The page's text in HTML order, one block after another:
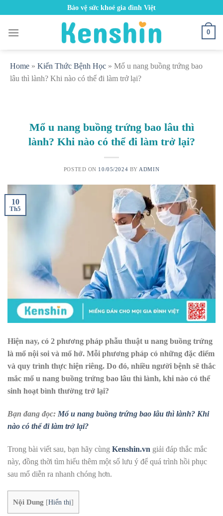
content
Bảo vệ sức khoẻ gia đình Việt
0
Home » Kiến Thức Bệnh Học » Mổ u nang buồng trứng bao
lâu thì lành? Khi nào có thể đi làm trở lại?
Mổ u nang buồng trứng bao lâu thì
lành? Khi nào có thể đi làm trở lại?
POSTED ON 10/05/2024 BY ADMIN
10
Th5
Hiện nay, có 2 phương pháp phẫu thuật u nang buồng trứng
là mổ nội soi và mổ hở. Mỗi phương pháp có những đặc điểm
và quy trình thực hiện riêng. Do đó, nhiều người bệnh sẽ thắc
mắc mổ u nang buồng trứng bao lâu thì lành, khi nào có thể
sinh hoạt bình thường trở lại?
Bạn đang đọc: Mổ u nang buồng trứng bao lâu thì lành? Khi
nào có thể đi làm trở lại?
Trong bài viết sau, bạn hãy cùng Kenshin.vn giải đáp thắc mắc
này, đồng thời tìm hiểu thêm một số lưu ý để quá trình hồi phục
sau mổ diễn ra nhanh chóng hơn.
Nội Dung [Hiển thị]